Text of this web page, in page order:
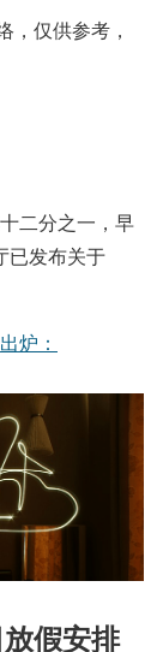
，仅供参考，
二分之一，早
已发布关于
炉：
假安排